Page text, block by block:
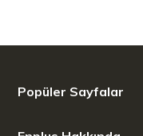
Popüler Sayfalar